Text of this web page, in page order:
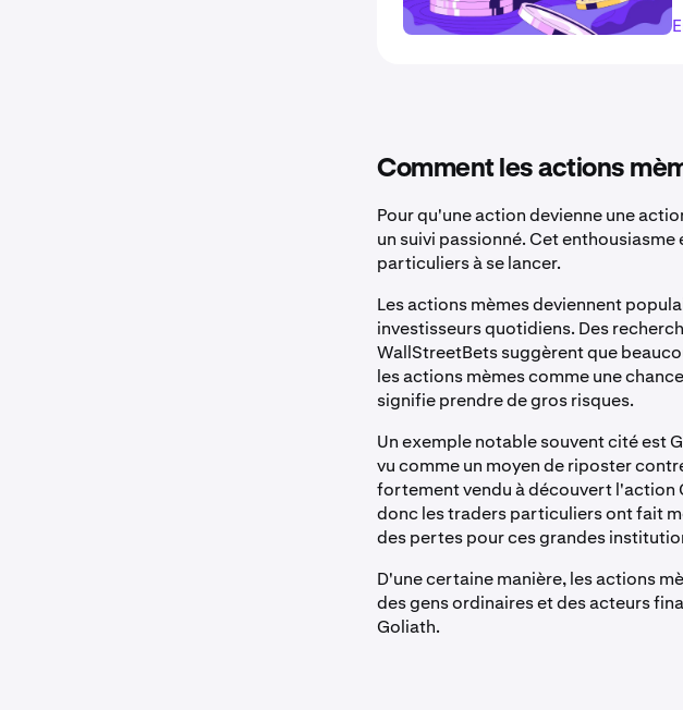
Comment les actions
Pour qu'une action devienne une
un suivi passionné. Cet
particuliers à se lancer.
Les actions mèmes deviennent
investisseurs quotidiens. Des
WallStreetBets suggèrent que
les actions mèmes comme une
signifie prendre de gros risques.
Un exemple notable souvent cité est
vu comme un moyen de riposter
fortement vendu à découvert l'action
donc les traders particuliers ont fait
des pertes pour ces grandes
D'une certaine manière, les actions
des gens ordinaires et des acteurs
Goliath.